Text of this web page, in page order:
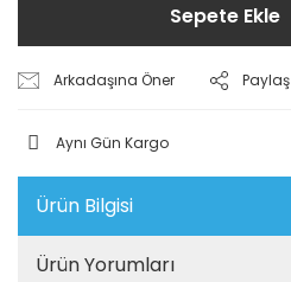
Sepete Ekle
Arkadaşına Öner Paylaş
Aynı Gün Kargo
Ürün Bilgisi
Ürün Yorumları